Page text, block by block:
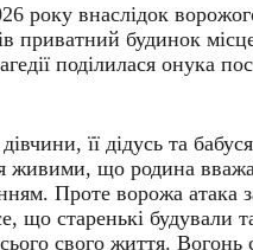
року внаслідок
приватний будинок
поділилася онука
її дідусь та
живими, що родина
Проте ворожа атака
що старенькі будували
свого життя. Вогонь